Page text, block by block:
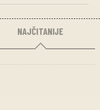
NAJČITANIJE